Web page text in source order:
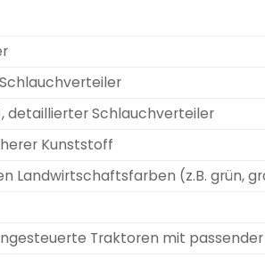
detaillierter Schlauchverteiler
Kunststoff
Landwirtschaftsfarben (z.B. grün,
Traktoren mit